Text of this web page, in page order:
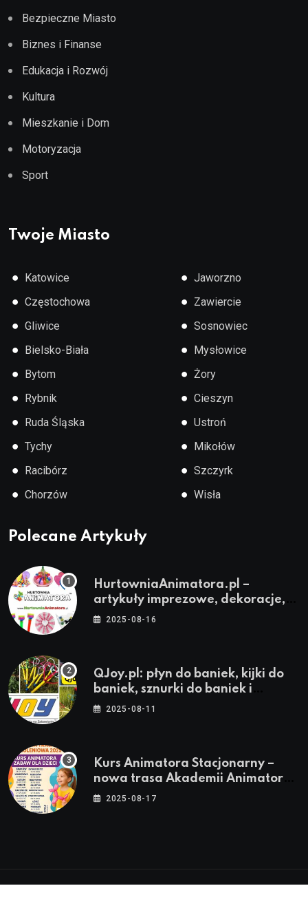
Bezpieczne Miasto
Biznes i Finanse
Edukacja i Rozwój
Kultura
Mieszkanie i Dom
Motoryzacja
Sport
Twoje Miasto
● Katowice
● Częstochowa
● Gliwice
● Bielsko-Biała
● Bytom
● Rybnik
● Ruda Śląska
● Tychy
● Racibórz
● Chorzów
● Jaworzno
● Zawiercie
● Sosnowiec
● Mysłowice
● Żory
● Cieszyn
● Ustroń
● Mikołów
● Szczyrk
● Wisła
Polecane Artykuły
HurtowniaAnimatora.pl –
artykuły imprezowe, dekoracje,
stroje i akcesoria dla animatorów
2025-08-16
QJoy.pl: płyn do baniek, kijki do
baniek, sznurki do baniek i
zestawy do baniek
2025-08-11
Kurs Animatora Stacjonarny –
nowa trasa Akademii Animatora
– jesień 2025
2025-08-17